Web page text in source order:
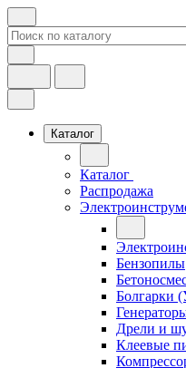
Каталог
Каталог
Распродажа
Бензопилы
Дрели и
Клеевые